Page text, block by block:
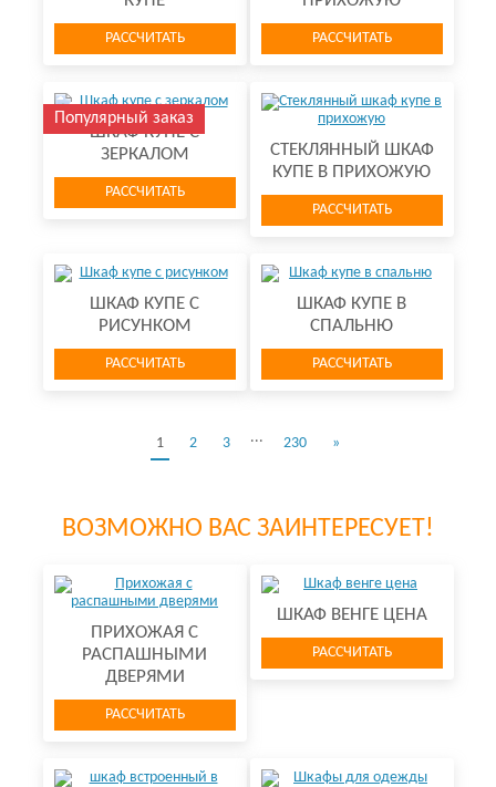
РАССЧИТАТЬ РАССЧИТАТЬ
Популярный заказ
ШКАФ КУПЕ С
ЗЕРКАЛОМ
РАССЧИТАТЬ
СТЕКЛЯННЫЙ ШКАФ
КУПЕ В ПРИХОЖУЮ
РАССЧИТАТЬ
ШКАФ КУПЕ С
РИСУНКОМ
РАССЧИТАТЬ
ШКАФ КУПЕ В
СПАЛЬНЮ
РАССЧИТАТЬ
1 2 3 ... 230 »
ВОЗМОЖНО ВАС ЗАИНТЕРЕСУЕТ!
ПРИХОЖАЯ С
РАСПАШНЫМИ
ДВЕРЯМИ
РАССЧИТАТЬ
ШКАФ ВЕНГЕ ЦЕНА
РАССЧИТАТЬ